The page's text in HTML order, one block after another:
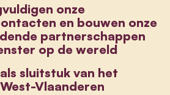
onze
en bouwen onze
partnerschappen
op de wereld
sluitstuk van het
Vlaanderen